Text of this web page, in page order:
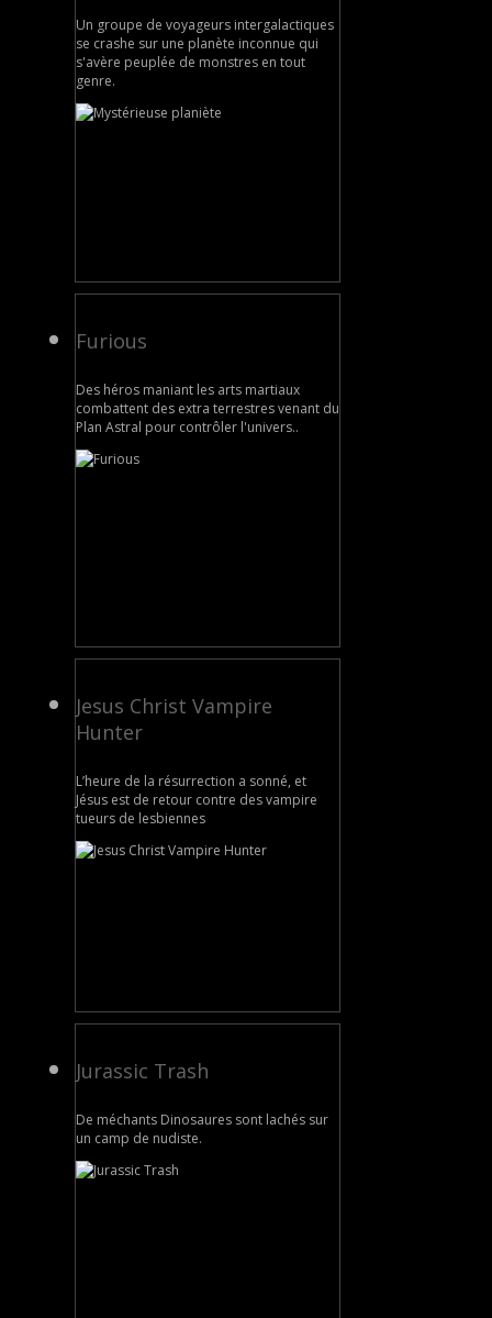
Un groupe de voyageurs intergalactiques
se crashe sur une planète inconnue qui
s'avère peuplée de monstres en tout
genre.
Furious
Des héros maniant les arts martiaux
combattent des extra terrestres venant du
Plan Astral pour contrôler l'univers..
Jesus Christ Vampire
Hunter
L’heure de la résurrection a sonné, et
Jésus est de retour contre des vampire
tueurs de lesbiennes
Jurassic Trash
De méchants Dinosaures sont lachés sur
un camp de nudiste.